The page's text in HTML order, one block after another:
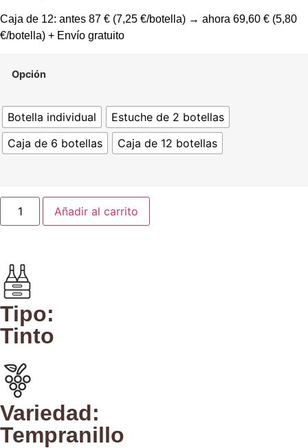
Caja de 12: antes 87 € (7,25 €/botella) → ahora 69,60 € (5,80
€/botella) + Envío gratuito
Opción
Botella individual
Estuche de 2 botellas
Caja de 6 botellas
Caja de 12 botellas
Añadir al carrito
Tipo:
Tinto
Variedad:
Tempranillo